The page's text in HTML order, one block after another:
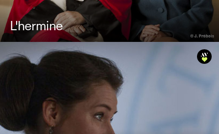
L'hermine